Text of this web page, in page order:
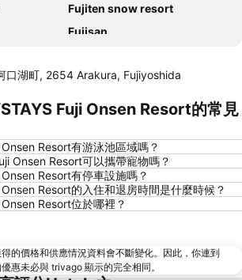
Fujiten snow resort
Fujisan
Hakone Glass Forest
Ashigara Station
口湖町, 2654 Arakura, Fujiyoshida
Fuji Onsen Resort的常見
Resort有游泳池區域嗎？
Onsen Resort可以攜帶寵物嗎？
Resort有停車設施嗎？
Resort的入住和退房時間是什麼時候？
Resort位於哪裡？
的價格和供應情況資料會不斷變化。因此，你連到
惠未必與 trivago 顯示的完全相同。